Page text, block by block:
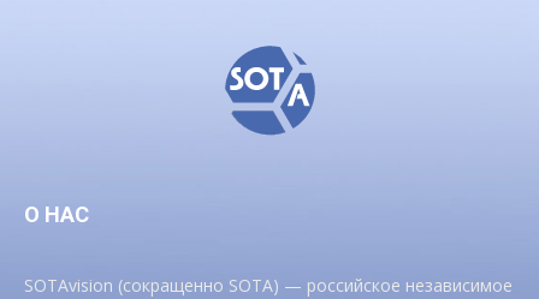
О НАС
SOTAvision (сокращенно SOTA) — российское независимое